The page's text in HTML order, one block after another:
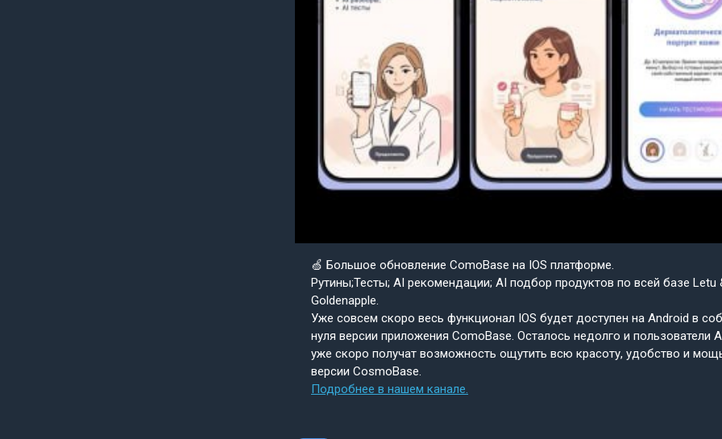
🍏 Большое обновление ComoBase на IOS платформе.
Рутины;Тесты; AI рекомендации; AI подбор продуктов по всей базе Letu
Goldenapple.
Уже совсем скоро весь функционал IOS будет доступен на Android в
нуля версии приложения ComoBase. Осталось недолго и пользователи
уже скоро получат возможность ощутить всю красоту, удобство и
версии CosmoBase.
Подробнее в нашем канале.